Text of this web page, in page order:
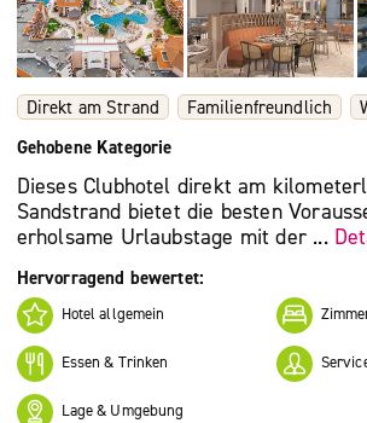
Direkt am Strand Familienfreundlich
Gehobene Kategorie
Dieses Clubhotel direkt am
Sandstrand bietet die besten
erholsame Urlaubstage mit der ...
Hervorragend bewertet:
Hotel allgemein
Essen & Trinken
Lage & Umgebung